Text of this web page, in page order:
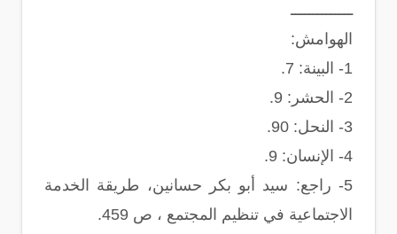
ــــــــــــــ
الهوامش:
1-
البينة: 7.
2-
الحشر: 9.
3-
النحل: 90.
4-
الإنسان: 9.
5-
راجع: سيد أبو بكر حسانين، طريقة الخدمة
الاجتماعية في تنظيم المجتمع ، ص 459.